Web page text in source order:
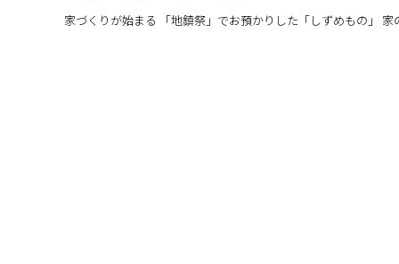
家づくりが始まる 「地鎮祭」でお預かりした「しずめもの」